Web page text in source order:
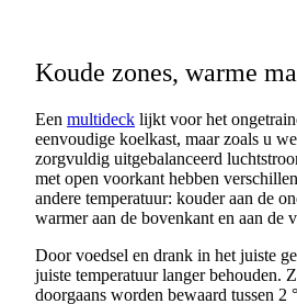
Koude zones, warme
Een multideck lijkt voorhet
eenvoudige koelkast, maarzoals u
zorgvuldig uitgebalanceerd
met open voorkant hebben
andere temperatuur: kouder aan de
warmeraan de bovenkant en aan de
Doorvoedsel en drank in het juiste
juiste temperatuurlangerbehouden.
doorgaans worden bewaard tussen 2